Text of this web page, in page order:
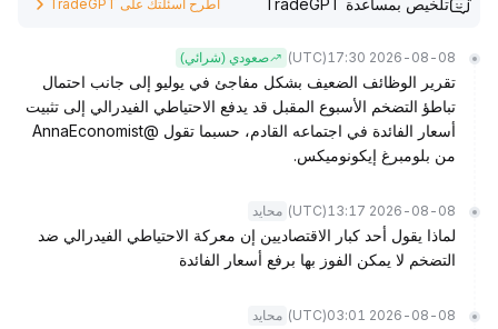
تلخيص بمساعدة TradeGPT اطرح أسئلتك على TradeGPT
2026-08-08 17:30
(UTC) صعودي (شرائي)
تقرير الوظائف الضعيف بشكل مفاجئ في يوليو إلى جانب احتمال
تباطؤ التضخم الأسبوع المقبل قد يدفع الاحتياطي الفيدرالي إلى تثبيت
أسعار الفائدة في اجتماعه القادم، حسبما تقول @AnnaEconomist
من بلومبرغ إيكونوميكس.
2026-08-08 13:17
(UTC) محايد
لماذا يقول أحد كبار الاقتصاديين إن معركة الاحتياطي الفيدرالي ضد
التضخم لا يمكن الفوز بها برفع أسعار الفائدة
2026-08-08 03:01
(UTC) محايد